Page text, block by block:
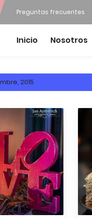
Preguntas frecuentes
Inicio Nosotros
2015